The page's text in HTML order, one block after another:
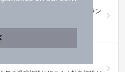
楽しめるサブスクリプションプラン